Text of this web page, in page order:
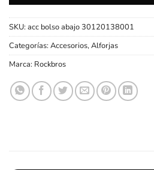
SKU: acc bolso abajo 30120138001
Categorías: Accesorios,Alforjas
Marca: Rockbros